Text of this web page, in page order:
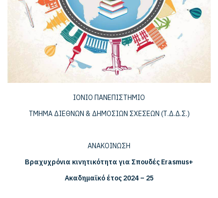
ΙΟΝΙΟ ΠΑΝΕΠΙΣΤΗΜΙΟ
ΤΜΗΜΑ ΔΙΕΘΝΩΝ & ΔΗΜΟΣΙΩΝ ΣΧΕΣΕΩΝ (Τ.Δ.Δ.Σ.)
ΑΝΑΚΟΙΝΩΣΗ
Βραχυχρόνια κινητικότητα για Σπουδές Erasmus+
Ακαδημαϊκό έτος 2024 – 25